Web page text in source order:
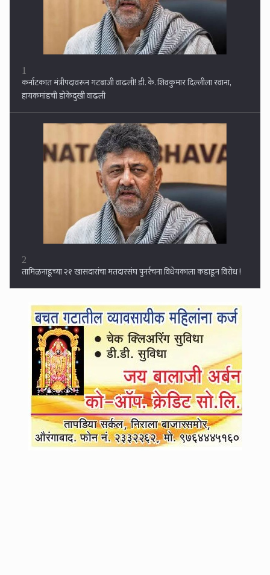
2
तामिळनाडूच्या २१ खासदारांचा मतदारसंघ पुनर्रचना विधेयकाला कडाडून विरोध !
3
अधिवेशनात शेवटचे ३ दिवस महत्त्वाचे, काँग्रेसने जारी केला व्हीप; विरोधकांनी काय